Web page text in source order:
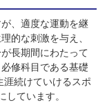
、適度な運動を継
的な刺激を与え、
長期間にわたって
修科目である基礎
涯続けていけるスポ
ています。